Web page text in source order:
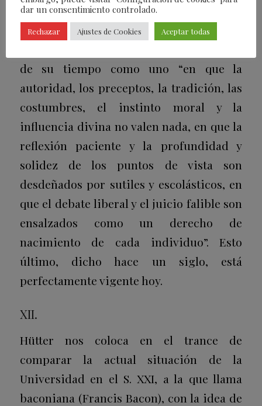
XI.
de su tiempo como uno “en que la
autoridad, los preceptos, la tradición, las
costumbres, el instinto moral y la
influencia divina no valen nada, en que la
reflexión paciente y la profundidad y
solidez de los puntos de vista son
desdeñados por sutiles y escolásticos, en
que el debate liberal y el juicio falible son
ensalzados como un derecho de
nacimiento de cada individuo”. Esto
último, dicho hace un siglo, está
perfectamente vigente hoy.
XII.
Hütter nos coloca en el trance de
comparar la actual situación de la
Universidad en el S. XXI, a la que llama
baconiana (Francis Bacon), con la idea de
dar un consentimiento controlado.
Rechazar Ajustes de Cookies Aceptar todas